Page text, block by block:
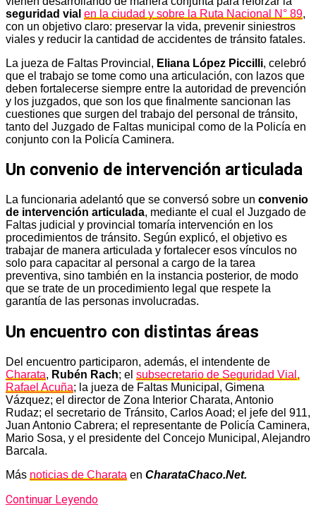
seguridad vial en la ciudad y sobre la Ruta Nacional N° 89,
con un objetivo claro: preservar la vida, prevenir siniestros
viales y reducir la cantidad de accidentes de tránsito fatales.
La jueza de Faltas Provincial, Eliana López Piccilli, celebró
que el trabajo se tome como una articulación, con lazos que
deben fortalecerse siempre entre la autoridad de prevención
y los juzgados, que son los que finalmente sancionan las
cuestiones que surgen del trabajo del personal de tránsito,
tanto del Juzgado de Faltas municipal como de la Policía en
conjunto con la Policía Caminera.
Un convenio de intervención articulada
La funcionaria adelantó que se conversó sobre un convenio
de intervención articulada, mediante el cual el Juzgado de
Faltas judicial y provincial tomaría intervención en los
procedimientos de tránsito. Según explicó, el objetivo es
trabajar de manera articulada y fortalecer esos vínculos no
solo para capacitar al personal a cargo de la tarea
preventiva, sino también en la instancia posterior, de modo
que se trate de un procedimiento legal que respete la
garantía de las personas involucradas.
Un encuentro con distintas áreas
Del encuentro participaron, además, el intendente de
Charata, Rubén Rach; el subsecretario de Seguridad Vial,
Rafael Acuña; la jueza de Faltas Municipal, Gimena
Vázquez; el director de Zona Interior Charata, Antonio
Rudaz; el secretario de Tránsito, Carlos Aoad; el jefe del 911,
Juan Antonio Cabrera; el representante de Policía Caminera,
Mario Sosa, y el presidente del Concejo Municipal, Alejandro
Barcala.
Más noticias de Charata en CharataChaco.Net.
Continuar Leyendo